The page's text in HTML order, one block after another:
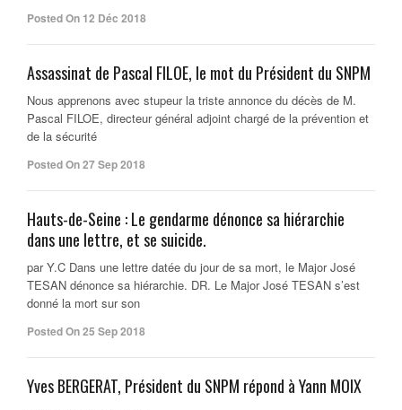
Posted On 12 Déc 2018
Assassinat de Pascal FILOE, le mot du Président du SNPM
Nous apprenons avec stupeur la triste annonce du décès de M.
Pascal FILOE, directeur général adjoint chargé de la prévention et
de la sécurité
Posted On 27 Sep 2018
Hauts-de-Seine : Le gendarme dénonce sa hiérarchie
dans une lettre, et se suicide.
par Y.C Dans une lettre datée du jour de sa mort, le Major José
TESAN dénonce sa hiérarchie. DR. Le Major José TESAN s’est
donné la mort sur son
Posted On 25 Sep 2018
Yves BERGERAT, Président du SNPM répond à Yann MOIX